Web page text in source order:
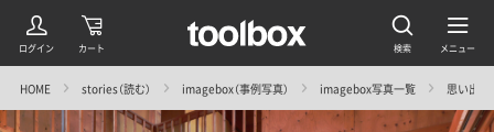
HOME stories（読む） imagebox（事例写真） imagebox写真一覧 思い出